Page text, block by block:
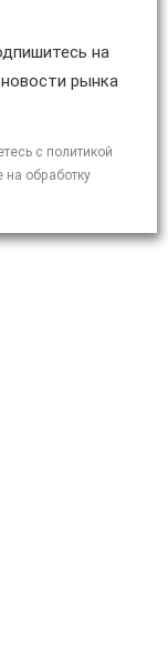
на
рынка
с политикой
на обработку